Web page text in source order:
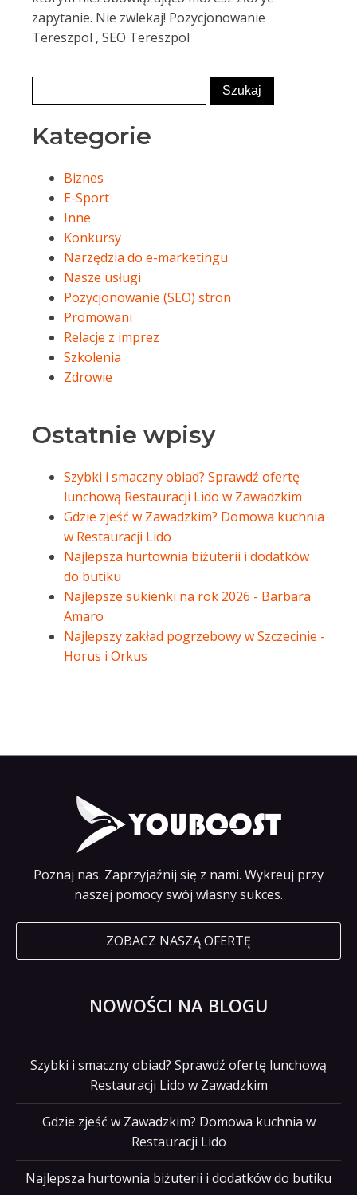
zapytanie. Nie zwlekaj! Pozycjonowanie
Tereszpol , SEO Tereszpol
Kategorie
Biznes
E-Sport
Inne
Konkursy
Narzędzia do e-marketingu
Nasze usługi
Pozycjonowanie (SEO) stron
Promowani
Relacje z imprez
Szkolenia
Zdrowie
Ostatnie wpisy
Szybki i smaczny obiad? Sprawdź ofertę
lunchową Restauracji Lido w Zawadzkim
Gdzie zjeść w Zawadzkim? Domowa kuchnia
w Restauracji Lido
Najlepsza hurtownia biżuterii i dodatków
do butiku
Najlepsze sukienki na rok 2026 - Barbara
Amaro
Najlepszy zakład pogrzebowy w Szczecinie -
Horus i Orkus
Poznaj nas. Zaprzyjaźnij się z nami. Wykreuj przy
naszej pomocy swój własny sukces.
ZOBACZ NASZĄ OFERTĘ
NOWOŚCI NA BLOGU
Szybki i smaczny obiad? Sprawdź ofertę lunchową
Restauracji Lido w Zawadzkim
Gdzie zjeść w Zawadzkim? Domowa kuchnia w
Restauracji Lido
Najlepsza hurtownia biżuterii i dodatków do butiku